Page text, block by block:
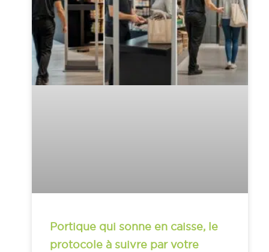
Portique qui sonne en caisse, le
protocole à suivre par votre